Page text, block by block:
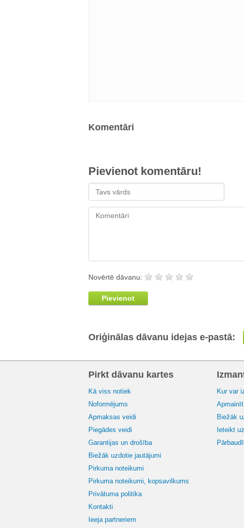
Komentāri
Pievienot komentāru!
Novērtē dāvanu:
Pievienot
Oriģinālas dāvanu idejas e-pastā:
Pirkt dāvanu kartes
Kā viss notiek
Noformējums
Apmaksas veidi
Piegādes veidi
Garantijas un drošība
Biežāk uzdotie jautājumi
Pirkuma noteikumi
Pirkuma noteikumi, kopsavilkums
Privātuma politika
Kontakti
Ieeja partneriem
Kur var
Biežāk
Ieteikt